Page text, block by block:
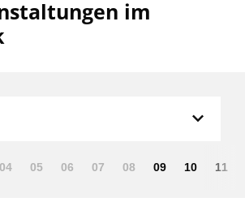
im
04 05 06 07 08 09 10 11